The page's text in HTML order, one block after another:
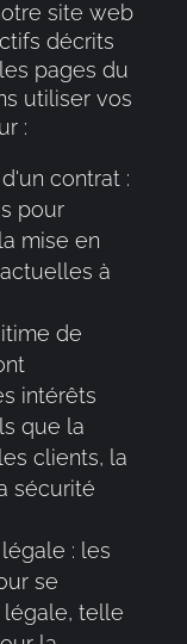
site web
décrits
pages du
utiliser vos
:
contrat :
pour
mise en
à
de
intérêts
que la
clients, la
sécurité
: les
se
telle